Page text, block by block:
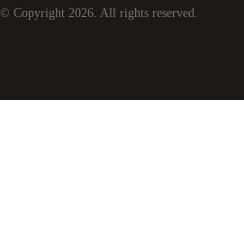
© Copyright 2026. All rights reserved.